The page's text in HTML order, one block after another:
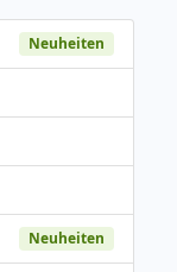
Neuheiten
Neuheiten